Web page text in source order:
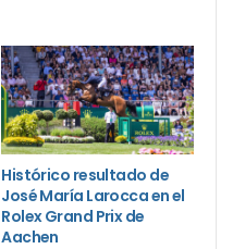
Histórico resultado de
José María Larocca en el
Rolex Grand Prix de
Aachen